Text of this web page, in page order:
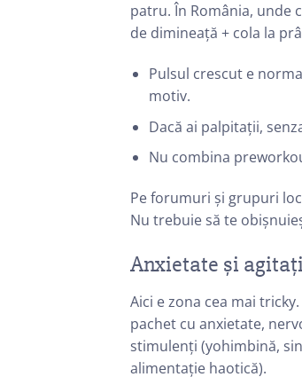
patru. În România, unde
de dimineață + cola la
Pulsul crescut e
motiv.
Dacă ai palpitații,
Nu combina
Pe forumuri și grupuri
Nu trebuie să te
Anxietate și
Aici e zona cea mai
pachet cu anxietate,
stimulenți (yohimbină,
alimentație haotică).